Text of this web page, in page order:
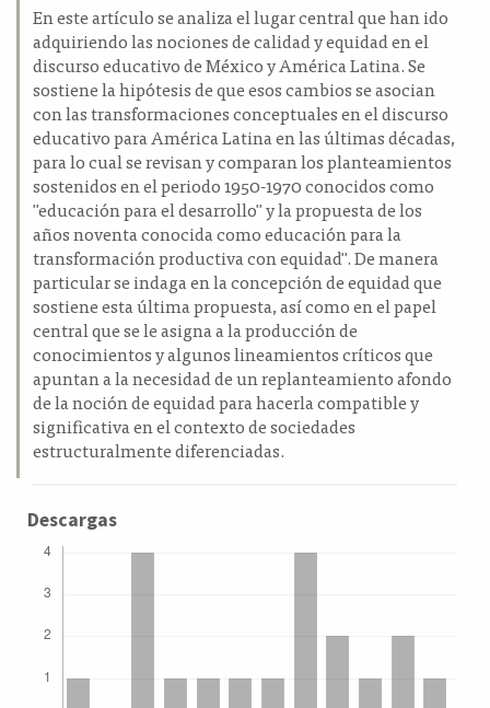
En este artículo se analiza el lugar central que han ido
adquiriendo las nociones de calidad y equidad en el
discurso educativo de México y América Latina. Se
sostiene la hipótesis de que esos cambios se asocian
con las transformaciones conceptuales en el discurso
educativo para América Latina en las últimas décadas,
para lo cual se revisan y comparan los planteamientos
sostenidos en el periodo 1950-1970 conocidos como
"educación para el desarrollo" y la propuesta de los
años noventa conocida como educación para la
transformación productiva con equidad". De manera
particular se indaga en la concepción de equidad que
sostiene esta última propuesta, así como en el papel
central que se le asigna a la producción de
conocimientos y algunos lineamientos críticos que
apuntan a la necesidad de un replanteamiento afondo
de la noción de equidad para hacerla compatible y
significativa en el contexto de sociedades
estructuralmente diferenciadas.
Descargas